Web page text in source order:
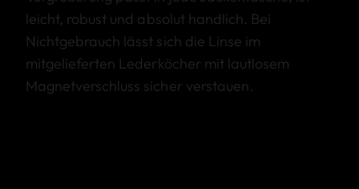
leicht, robust und absolut handlich. Bei
Nichtgebrauch lässt sich die Linse im
mitgelieferten Lederköcher mit lautlosem
Magnetverschluss sicher verstauen.